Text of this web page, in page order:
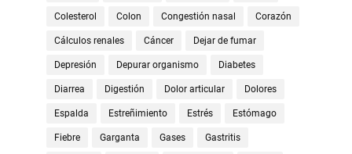
Colesterol Colon Congestión nasal Corazón
Cálculos renales Cáncer Dejar de fumar
Depresión Depurar organismo Diabetes
Diarrea Digestión Dolor articular Dolores
Espalda Estreñimiento Estrés Estómago
Fiebre Garganta Gases Gastritis